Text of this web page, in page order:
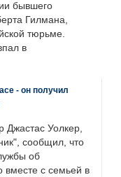
бывшего
Гилмана,
тюрьме.
в
- он получил
Уолкер,
сообщил, что
об
вместе с семьей в